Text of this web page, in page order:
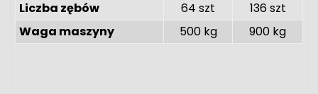
Liczba zębów
64 szt
136 szt
Waga maszyny
500 kg 900 kg